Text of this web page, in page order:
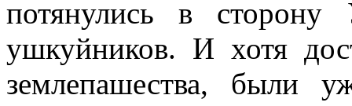
потянулись в сторону
ушкуйников. И хотя
землепашества, были